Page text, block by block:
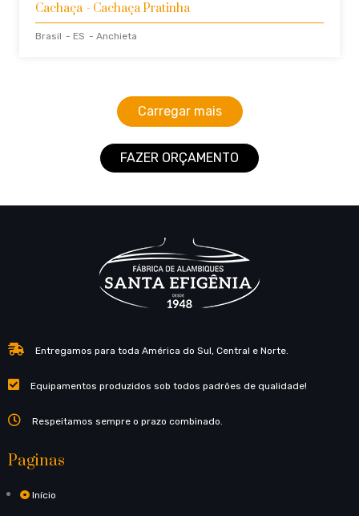
Cachaça - Cachaça Pratinha
Brasil - ES - Anchieta
Carregar mais
FAZER ORÇAMENTO
Entregamos para toda América do Sul, Central e Norte.
Equipamentos produzidos sob todos padrões de qualidade!
Respeitamos sempre o prazo combinado.
Paginas
Início